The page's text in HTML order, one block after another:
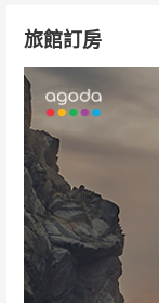
旅館訂房